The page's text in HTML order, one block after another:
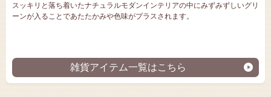
スッキリと落ち着いたナチュラルモダンインテリアの中にみずみずしいグリ
ーンが入ることであたたかみや色味がプラスされます。
雑貨アイテム一覧はこちら